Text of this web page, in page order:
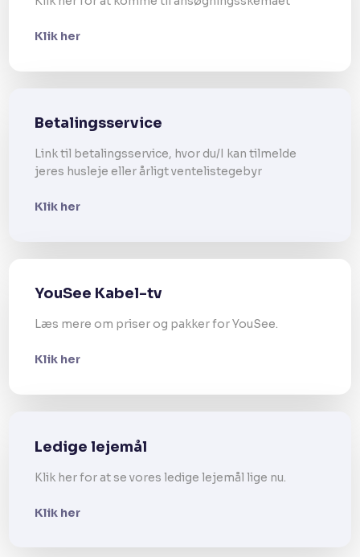
Klik her
Betalingsservice
Link til betalingsservice, hvor du/I kan tilmelde
jeres husleje eller årligt ventelistegebyr​
Klik her
YouSee Kabel-tv
Læs mere om priser og pakker for YouSee.
Klik her
Ledige lejemål
Klik her for at se vores ledige lejemål lige nu.
Klik her